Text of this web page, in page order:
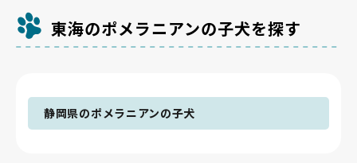
東海のポメラニアンの子犬を探す
静岡県のポメラニアンの子犬